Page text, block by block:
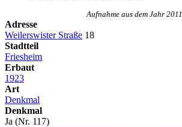
Aufnahme aus dem Jahr 2011
Adresse
Weilerswister Straße 18
Stadtteil
Friesheim
Erbaut
1923
Art
Denkmal
Denkmal
Ja (Nr. 117)